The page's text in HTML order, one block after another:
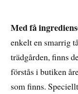
2023
Med få
enkelt en smarrig
trädgården, finns
förstås i butiken
som finns.